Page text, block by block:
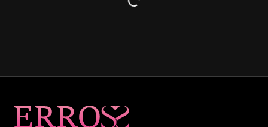
Загрузка
Карта сайта